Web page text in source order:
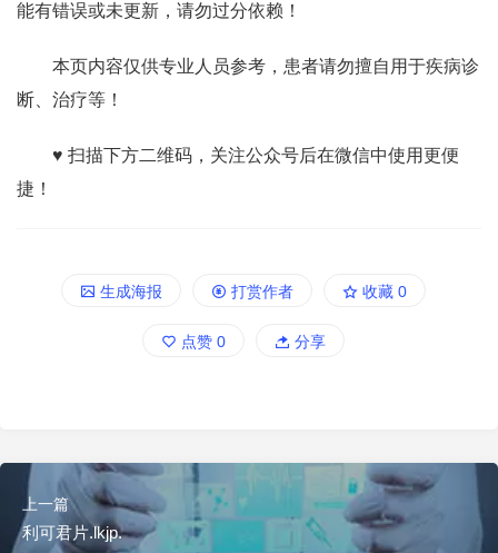
能有错误或未更新，请勿过分依赖！
本页内容仅供专业人员参考，患者请勿擅自用于疾病诊
断、治疗等！
♥ 扫描下方二维码，关注公众号后在微信中使用更便
捷！
生成海报 打赏作者 收藏 0
点赞 0 分享
上一篇
利可君片.lkjp.